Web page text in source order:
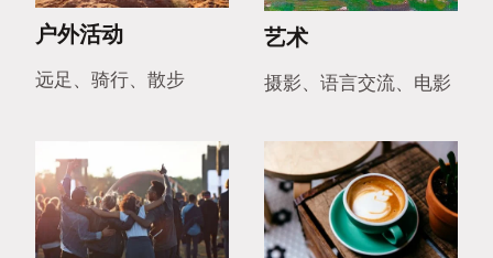
户外活动
远足、骑行、散步
艺术
摄影、语言交流、电影